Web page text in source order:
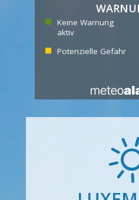
Keine Warnung
aktiv
Potenzielle Gefahr